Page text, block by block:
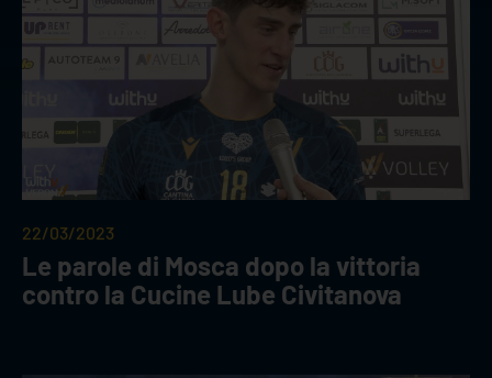
22/03/2023
Le parole di Mosca dopo la vittoria
contro la Cucine Lube Civitanova